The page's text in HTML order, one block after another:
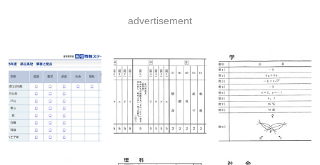
advertisement